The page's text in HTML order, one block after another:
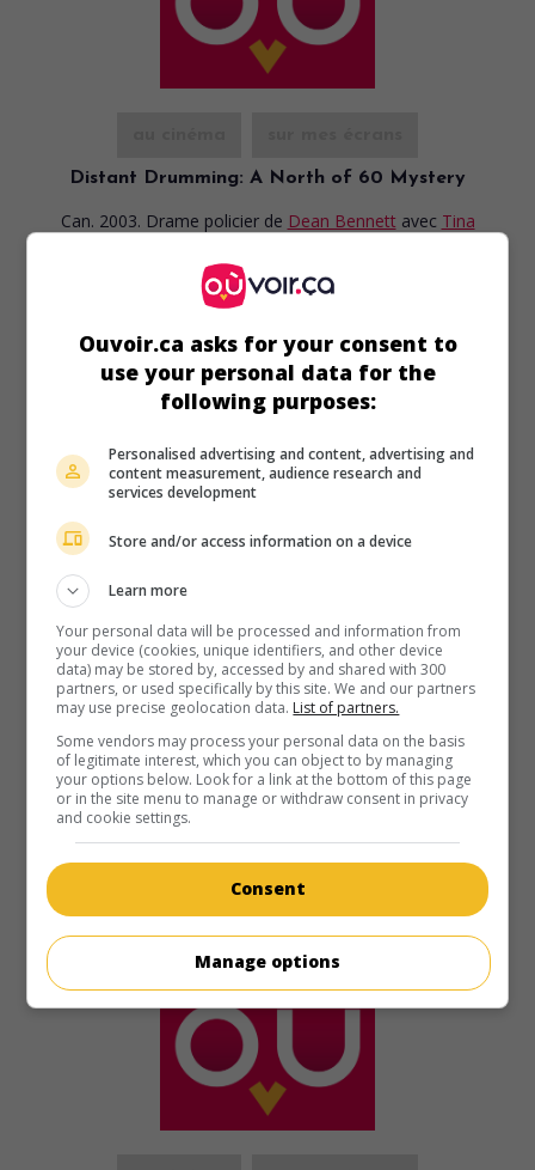
Distant Drumming: A North of 60 Mystery
Can. 2003. Drame policier de Dean Bennett avec Tina
Grand Nord canadien, une policière de la GRC enquête sur
la mort brutale d'un touriste âgé.
Durée: 110 min.
Bryan Brown,Tom Jackson . Lors d'une expédition dans les
montagnes Rocheuses, le jeune fils d'un aventurier est
enlevé par une mère grizzly.
Durée: 94 min.
Ouvoir.ca asks for your consent to
use your personal data for the
following purposes:
Personalised advertising and content, advertising and
content measurement, audience research and
services development
Store and/or access information on a device
Learn more
Your personal data will be processed and information from
your device (cookies, unique identifiers, and other device
data) may be stored by, accessed by and shared with 300
partners, or used specifically by this site. We and our partners
may use precise geolocation data. List of partners.
Some vendors may process your personal data on the basis
of legitimate interest, which you can object to by managing
your options below. Look for a link at the bottom of this page
or in the site menu to manage or withdraw consent in privacy
and cookie settings.
Consent
Manage options